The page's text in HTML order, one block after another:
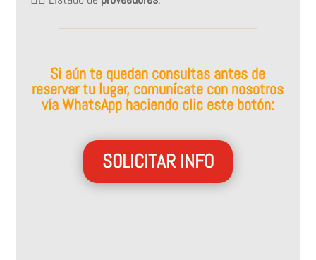
Si aún te quedan consultas antes de
reservar tu lugar, comunícate con nosotros
vía WhatsApp haciendo clic este botón:
SOLICITAR INFO